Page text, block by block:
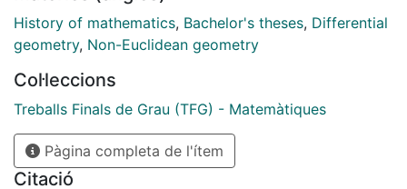
History of mathematics, Bachelor's theses, Differential
geometry, Non-Euclidean geometry
Col·leccions
Treballs Finals de Grau (TFG) - Matemàtiques
Pàgina completa de l'ítem
Citació